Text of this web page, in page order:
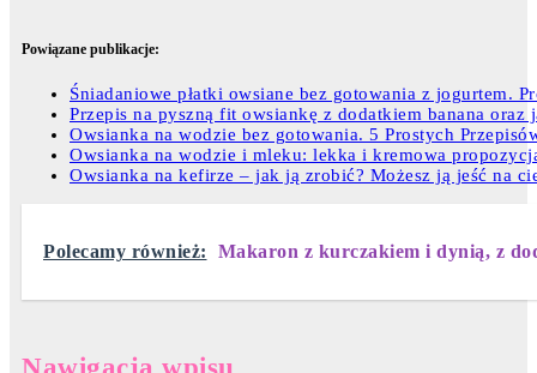
Powiązane publikacje:
Śniadaniowe płatki owsiane bez gotowania z jogurtem.
Przepis na pyszną fit owsiankę z dodatkiem banana oraz
Owsianka na wodzie bez gotowania. 5 Prostych
Owsianka na wodzie i mleku: lekka i kremowa
Owsianka na kefirze – jak ją zrobić? Możesz ją jeść na
Polecamy również: Makaron z kurczakiem i dynią, z